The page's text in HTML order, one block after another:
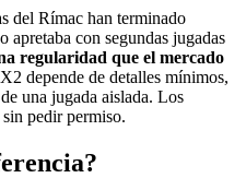
del Rímac han terminado
apretaba con segundas jugadas
regularidad que el mercado
depende de detalles mínimos,
una jugada aislada. Los
pedir permiso.